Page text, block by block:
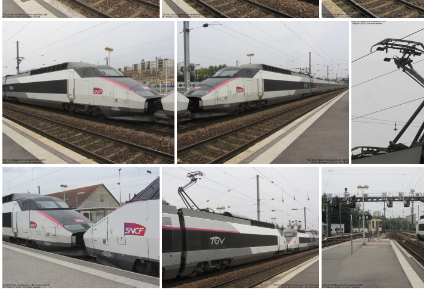
IMG 2113 IMG 2112 IMG 2111
IMG 2106 IMG 2104 IMG 2097